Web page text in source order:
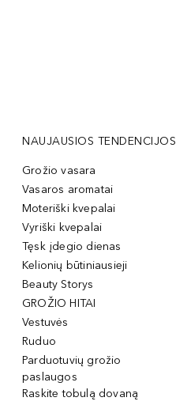
NAUJAUSIOS TENDENCIJOS
Grožio vasara
Vasaros aromatai
Moteriški kvepalai
Vyriški kvepalai
Tęsk įdegio dienas
Kelionių būtiniausieji
Beauty Storys
GROŽIO HITAI
Vestuvės
Ruduo
Parduotuvių grožio
paslaugos
Raskite tobulą dovaną